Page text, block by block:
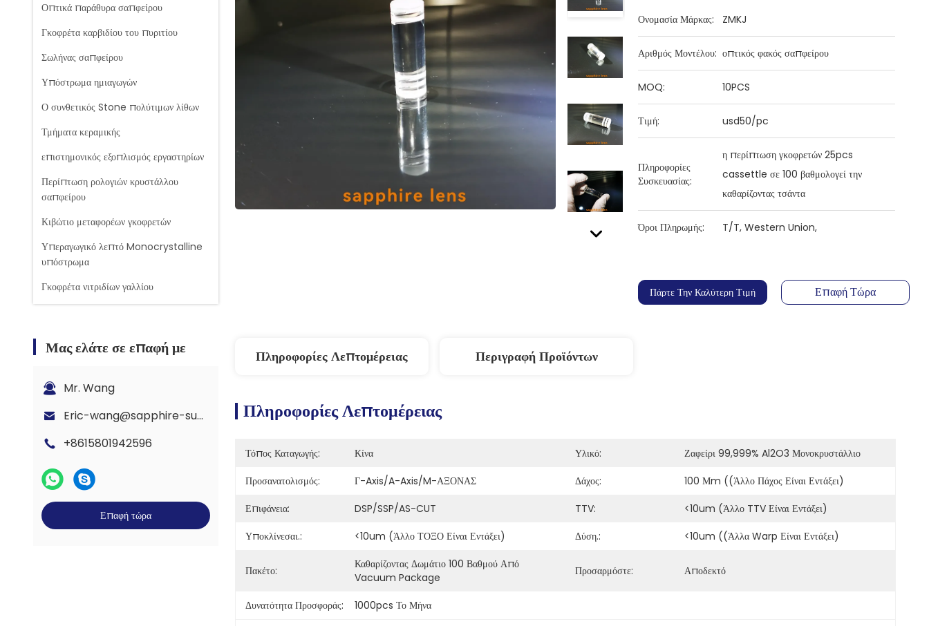
Οπτικά παράθυρα σαπφείρου
Γκοφρέτα καρβιδίου του πυριτίου
Σωλήνας σαπφείρου
Υπόστρωμα ημιαγωγών
Ο συνθετικός Stone πολύτιμων λίθων
Τμήματα κεραμικής
επιστημονικός εξοπλισμός εργαστηρίων
Περίπτωση ρολογιών κρυστάλλου
σαπφείρου
Κιβώτιο μεταφορέων γκοφρετών
Υπεραγωγικό λεπτό Monocrystalline
υπόστρωμα
Γκοφρέτα νιτριδίων γαλλίου
Μας ελάτε σε επαφή με
Mr. Wang
Eric-wang@sapphire-substrate.com
+8615801942596
Επαφή τώρα
Ονομασία Μάρκας: ZMKJ
Αριθμός Μοντέλου: οπτικός φακός σαπφείρου
MOQ: 10PCS
Τιμή: usd50/pc
Πληροφορίες
Συσκευασίας:
η περίπτωση γκοφρετών 25pcs
cassettle σε 100 βαθμολογεί την
καθαρίζοντας τσάντα
Όροι Πληρωμής: T/T, Western Union,
Πάρτε Την Καλύτερη Τιμή Επαφή Τώρα
Πληροφορίες Λεπτομέρειας Περιγραφή Προϊόντων
Πληροφορίες Λεπτομέρειας
Τόπος Καταγωγής: Κίνα Υλικό:
Ζαφείρι 99,999% Al2O3 Μονοκρυστάλλιο
Προσανατολισμός:
Γ-Axis/a-Axis/m-ΑΞΟΝΑΣ Δάχος:
100 Μm ((άλλο Πάχος Είναι Εντάξει)
Επιφάνεια:
DSP/SSP/AS-CUT TTV:
<10um (άλλο TTV Είναι Εντάξει)
Υποκλίνεσαι.:
<10um (άλλο ΤΟΞΟ Είναι Εντάξει) Δύση.: <10um ((άλλα Warp Είναι Εντάξει)
Πακέτο:
Καθαρίζοντας Δωμάτιο 100 Βαθμού Από
Vacuum Package
Προσαρμόστε: Αποδεκτό
Δυνατότητα Προσφοράς: 1000pcs Το Μήνα